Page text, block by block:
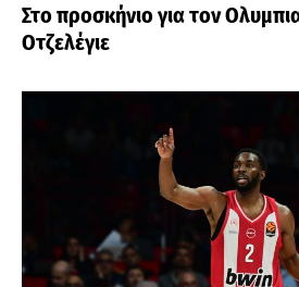
Στο προσκήνιο για τον
Οτζελέγιε